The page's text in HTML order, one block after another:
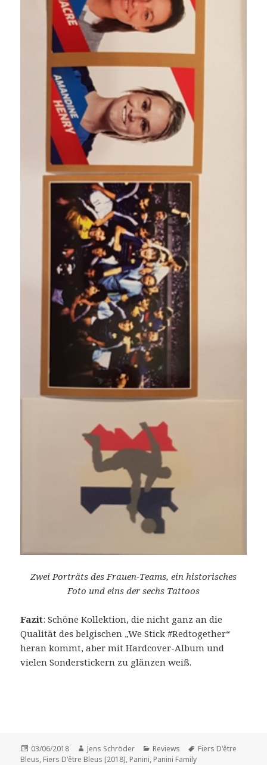
Zwei Porträts des Frauen-Teams, ein historisches
Foto und eins der sechs Tattoos
Fazit: Schöne Kollektion, die nicht ganz an die
Qualität des belgischen „We Stick #Redtogether“
heran kommt, aber mit Hardcover-Album und
vielen Sonderstickern zu glänzen weiß.
Veröffentlicht
am
03/06/2018 Autor
Jens Schröder Kategorien
Reviews Schlagwörter
Fiers D'être
Bleus, Fiers D'être Bleus [2018], Panini, Panini Family